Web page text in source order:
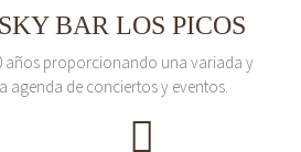
BAR LOS PICOS
años proporcionando una variada y
agenda de conciertos y eventos.